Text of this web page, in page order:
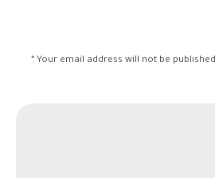
Your email address will not be